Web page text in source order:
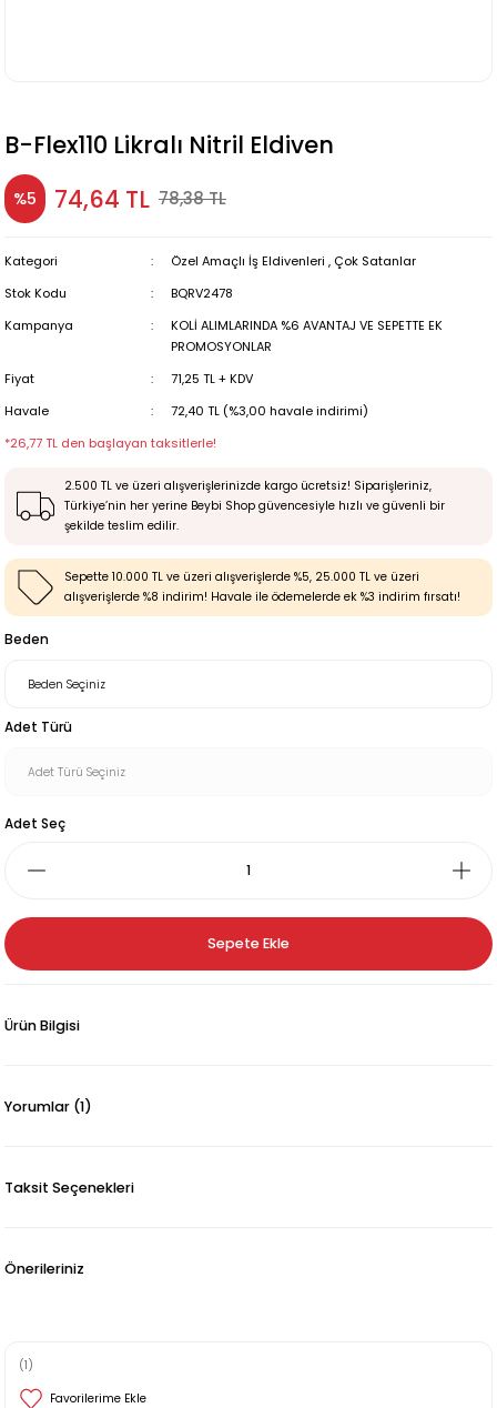
B-Flex110 Likralı Nitril Eldiven
%5 74,64 TL 78,38 TL
Kategori Özel Amaçlı İş Eldivenleri , Çok Satanlar
Stok Kodu
BQRV2478
Kampanya
KOLİ ALIMLARINDA %6 AVANTAJ VE SEPETTE EK
PROMOSYONLAR
Fiyat
71,25 TL + KDV
Havale
72,40 TL (%3,00 havale indirimi)
*26,77 TL den başlayan taksitlerle!
2.500 TL ve üzeri alışverişlerinizde kargo ücretsiz! Siparişleriniz,
Türkiye’nin her yerine Beybi Shop güvencesiyle hızlı ve güvenli bir
şekilde teslim edilir.
Sepette 10.000 TL ve üzeri alışverişlerde %5, 25.000 TL ve üzeri
alışverişlerde %8 indirim! Havale ile ödemelerde ek %3 indirim fırsatı!
Beden
Adet Türü
Adet Seç
Sepete Ekle
Ürün Bilgisi
Yorumlar (1)
Taksit Seçenekleri
Önerileriniz
(1)